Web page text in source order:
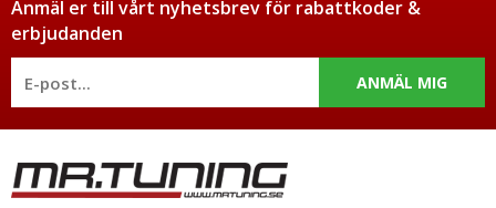
Anmäl er till vårt nyhetsbrev för rabattkoder &
erbjudanden
ANMÄL MIG